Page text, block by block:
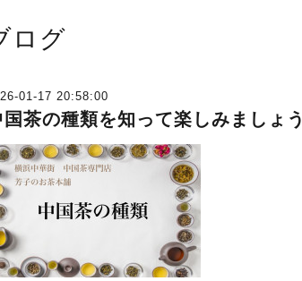
ログ
01-17 20:58:00
国茶の種類を知って楽しみましょう